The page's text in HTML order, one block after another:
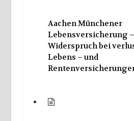
Aachen Münchener
Lebensversicherung –
Widerspruch bei
Lebens – und